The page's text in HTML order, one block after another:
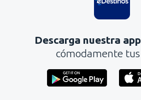
Descarga nuestra app
cómodamente tus